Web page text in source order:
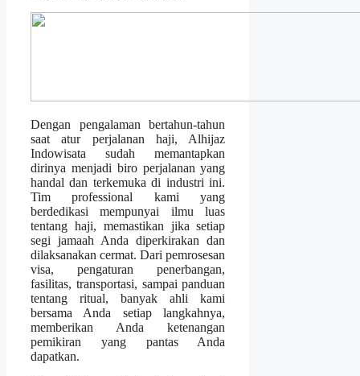
Dengan pengalaman bertahun-tahun
saat atur perjalanan haji, Alhijaz
Indowisata sudah memantapkan
dirinya menjadi biro perjalanan yang
handal dan terkemuka di industri ini.
Tim professional kami yang
berdedikasi mempunyai ilmu luas
tentang haji, memastikan jika setiap
segi jamaah Anda diperkirakan dan
dilaksanakan cermat. Dari pemrosesan
visa, pengaturan penerbangan,
fasilitas, transportasi, sampai panduan
tentang ritual, banyak ahli kami
bersama Anda setiap langkahnya,
memberikan Anda ketenangan
pemikiran yang pantas Anda
dapatkan.